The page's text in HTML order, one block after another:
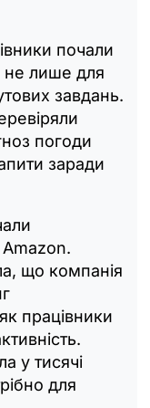
почали
не лише для
завдань.
погоди
заради
що компанія
працівники
у тисячі
для